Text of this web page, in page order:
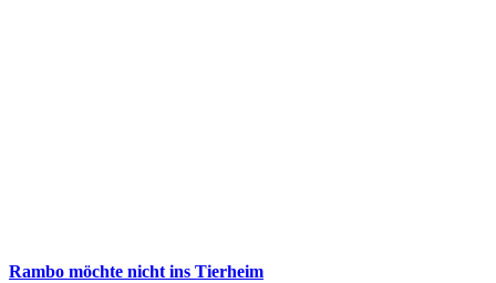
Rambo möchte nicht ins Tierheim